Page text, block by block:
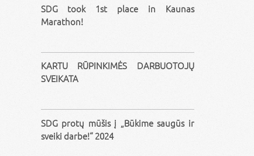
SDG took 1st place in Kaunas
Marathon!
KARTU RŪPINKIMĖS DARBUOTOJŲ
SVEIKATA
SDG protų mūšis į „Būkime saugūs ir
sveiki darbe!“ 2024